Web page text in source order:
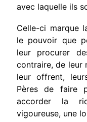
avec laquelle ils
Celle-ci marque
le pouvoir que
leur procurer
contraire, de leur
leur offrent,
Pères de faire
accorder la
vigoureuse, une